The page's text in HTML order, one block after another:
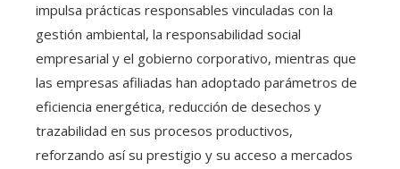
impulsa prácticas responsables vinculadas con la
gestión ambiental, la responsabilidad social
empresarial y el gobierno corporativo, mientras que
las empresas afiliadas han adoptado parámetros de
eficiencia energética, reducción de desechos y
trazabilidad en sus procesos productivos,
reforzando así su prestigio y su acceso a mercados